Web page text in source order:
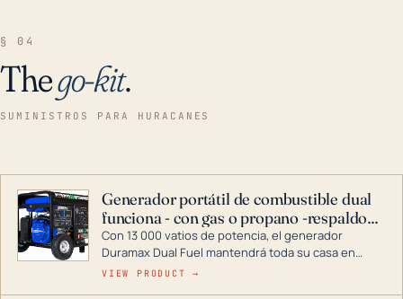
§ 04
Thego-kit.
SUMINISTROS PARA HURACANES
Generador portátil de combustible dual
funciona - con gas o propano -respaldo
para el hogar
Con 13 000 vatios de potencia, el generador
Duramax Dual Fuel mantendrá toda su casa en
funcionamiento durante una tormenta o un corte
VIEW PRODUCT →